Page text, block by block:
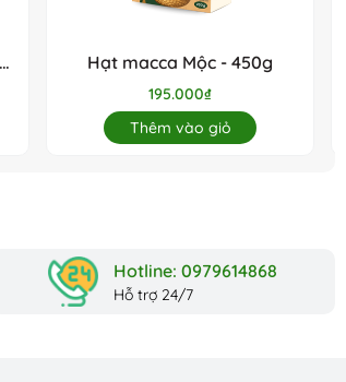
Hạt macca Mộc - 450g
195.000₫
Thêm vào giỏ
Hotline: 0979614868
Hỗ trợ 24/7